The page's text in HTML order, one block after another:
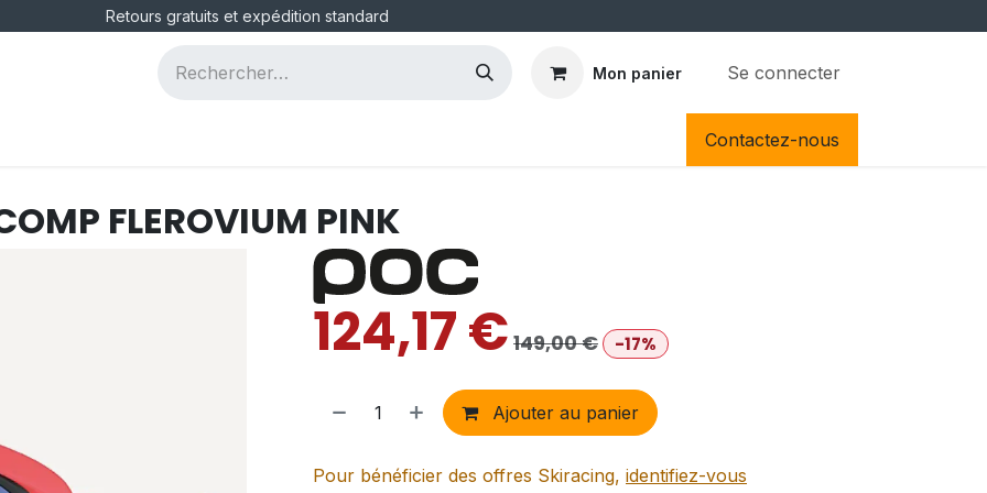
Retours gratuits et expédition standard
Mon panier Se connecter
Contactez-nous
FLEROVIUM PINK
124,17€ 149,00€ -17%
Ajouter au panier
Pour bénéficier des offres Skiracing, identifiez-vous